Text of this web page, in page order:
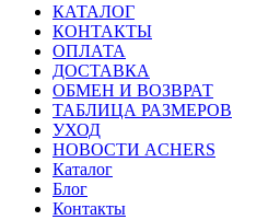
КАТАЛОГ
КОНТАКТЫ
ОПЛАТА
ДОСТАВКА
ОБМЕН И ВОЗВРАТ
ТАБЛИЦА РАЗМЕРОВ
УХОД
НОВОСТИ ACHERS
Каталог
Блог
Контакты